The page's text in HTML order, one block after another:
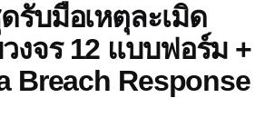
รับมือเหตุละเมิด
งจร 12 แบบฟอร์ม +
Breach Response